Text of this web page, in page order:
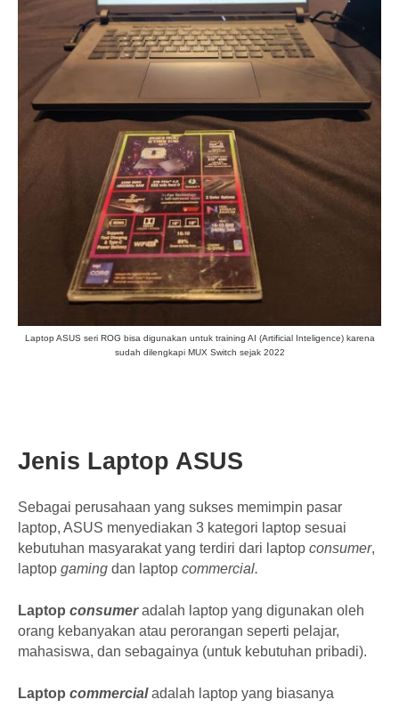
Laptop ASUS seri ROG bisa digunakan untuk training AI (Artificial Inteligence) karena
sudah dilengkapi MUX Switch sejak 2022
Jenis Laptop ASUS
Sebagai perusahaan yang sukses memimpin pasar
laptop, ASUS menyediakan 3 kategori laptop sesuai
kebutuhan masyarakat yang terdiri dari laptop consumer,
laptop gaming dan laptop commercial.
Laptop consumeradalah laptop yang digunakan oleh
orang kebanyakan atau perorangan seperti pelajar,
mahasiswa, dan sebagainya (untuk kebutuhan pribadi).
Laptop commercial adalah laptop yang biasanya